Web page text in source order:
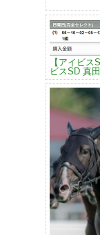
【アイビ
ビスSD 真